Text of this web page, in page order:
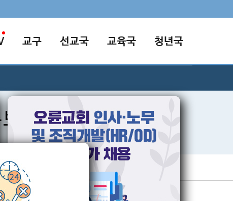
교구 선교국 교육국 청년국